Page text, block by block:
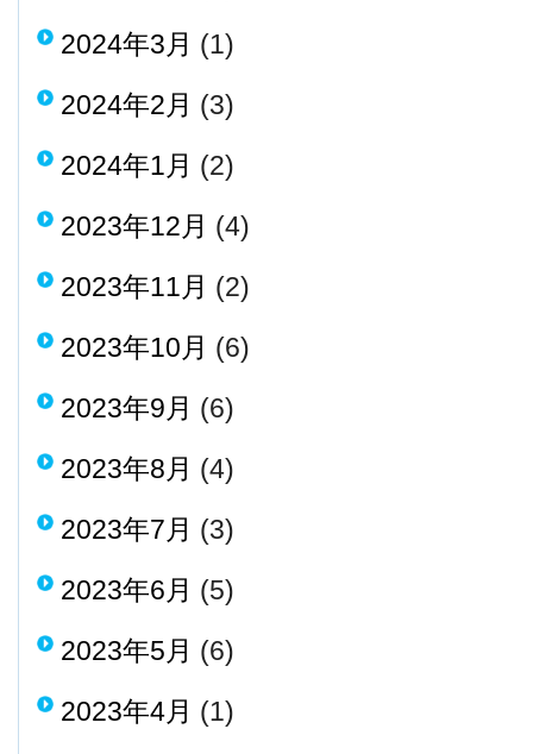
2024年3月 (1)
2024年2月 (3)
2024年1月 (2)
2023年12月 (4)
2023年11月 (2)
2023年10月 (6)
2023年9月 (6)
2023年8月 (4)
2023年7月 (3)
2023年6月 (5)
2023年5月 (6)
2023年4月 (1)